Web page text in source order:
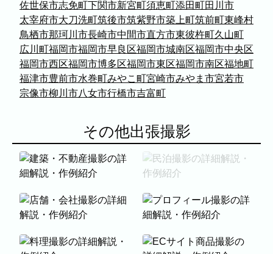
佐世保市志免町下関市新宮町須恵町添田町田川市
太宰府市大刀洗町筑後市筑紫野市築上町筑前町東峰村
鳥栖市那珂川市長崎市中間市直方市東彼杵町久山町
広川町福岡市福岡市早良区福岡市城南区福岡市中央区
福岡市西区福岡市博多区福岡市東区福岡市南区福地町
福津市豊前市水巻町みやこ町宮崎市みやま市宮若市
宗像市柳川市八女市行橋市吉富町
その他出張撮影